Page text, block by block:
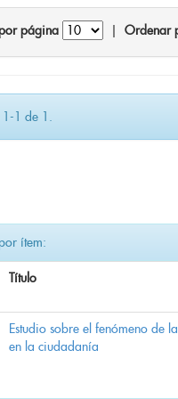
página Ordenar
1-1 de 1.
ítem:
Título
Estudio sobre el fenómeno de
en la ciudadanía